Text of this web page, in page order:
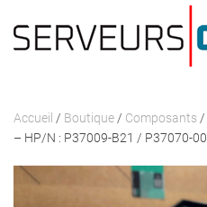
Passer au contenu
Accueil / Boutique / Composants /
– HP/N : P37009-B21 / P37070-